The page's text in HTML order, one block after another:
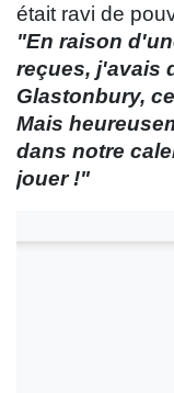
était ravi de
"En raison
reçues, j'avais
Glastonbury,
Mais
dans notre
jouer !"